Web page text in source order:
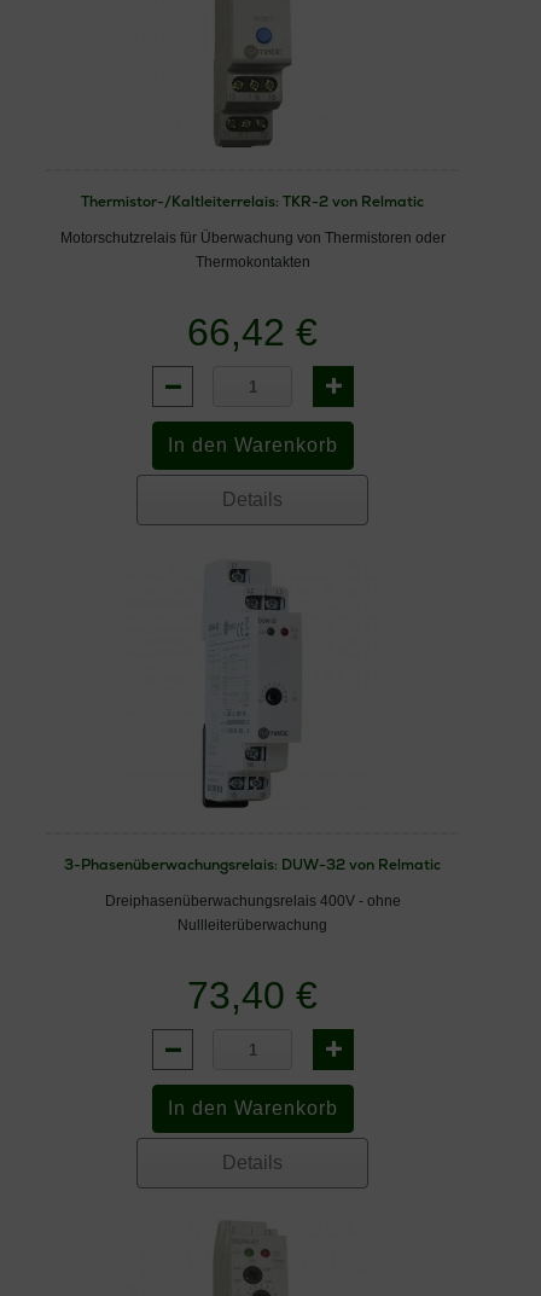
Thermistor-/Kaltleiterrelais: TKR-2 von Relmatic
Motorschutzrelais für Überwachung von Thermistoren oder
Thermokontakten
66,42 €
Details
3-Phasenüberwachungsrelais: DUW-32 von Relmatic
Dreiphasenüberwachungsrelais 400V - ohne
Nullleiterüberwachung
73,40 €
Details